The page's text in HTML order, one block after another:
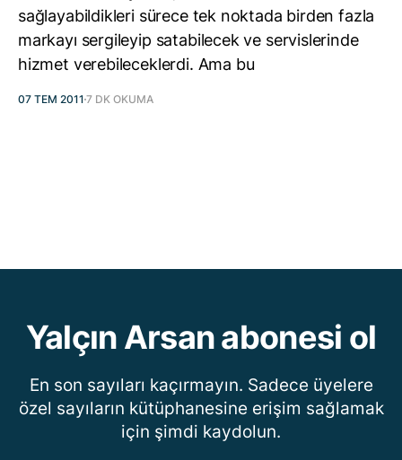
sağlayabildikleri sürece tek noktada birden fazla
markayı sergileyip satabilecek ve servislerinde
hizmet verebileceklerdi. Ama bu
07 TEM 2011 7 DK OKUMA
Yalçın Arsan abonesi ol
En son sayıları kaçırmayın. Sadece üyelere
özel sayıların kütüphanesine erişim sağlamak
için şimdi kaydolun.